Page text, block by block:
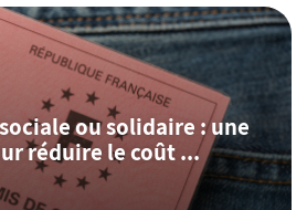
ou solidaire : une
réduire le coût ...